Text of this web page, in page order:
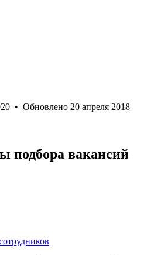
• Обновлено 20 апреля 2018
подбора вакансий